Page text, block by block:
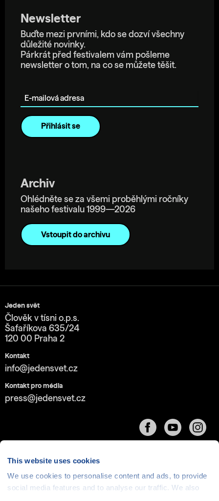
This website uses cookies
We use cookies to personalise content and ads, to provide
social media features and to analyse our traffic. We also
Newsletter
Buďte mezi prvními, kdo se dozví všechny
důležité novinky.
Párkrát před festivalem vám pošleme
newsletter o tom, na co se můžete těšit.
Archiv
Ohlédněte se za všemi proběhlými ročníky
našeho festivalu 1999—2026
Vstoupit do archivu
Jeden svět
Člověk v tísni o.p.s.
Šafaříkova 635/24
120 00 Praha 2
Kontakt
info@jedensvet.cz
Kontakt pro média
press@jedensvet.cz
Cookies| © 1999-2026 Člověk v tísni o.p.s., web běží